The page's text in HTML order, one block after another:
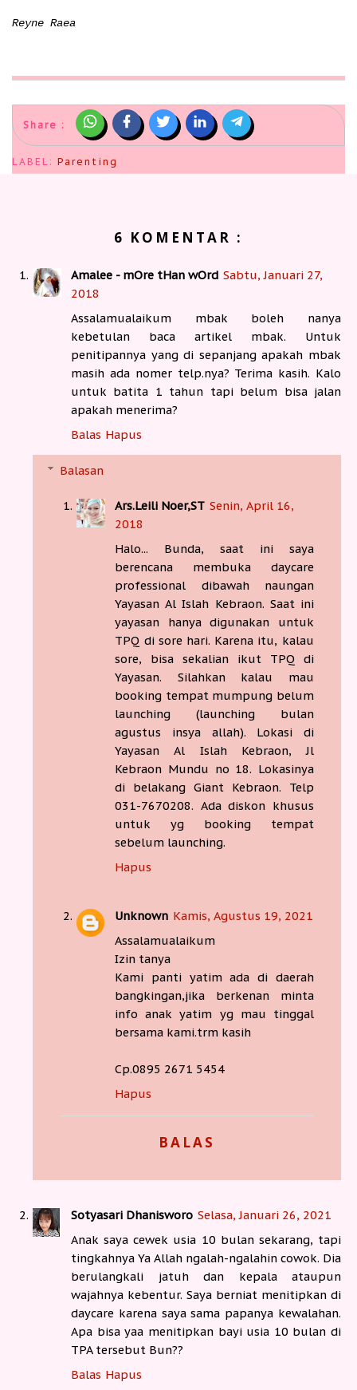
Reyne Raea
Share :
LABEL: Parenting
6 KOMENTAR :
Amalee - mOre tHan wOrd Sabtu, Januari 27,
2018
Assalamualaikum mbak boleh nanya
kebetulan baca artikel mbak. Untuk
penitipannya yang di sepanjang apakah mbak
masih ada nomer telp.nya? Terima kasih. Kalo
untuk batita 1 tahun tapi belum bisa jalan
apakah menerima?
Balas Hapus
Balasan
Ars.Leili Noer,ST Senin, April 16,
2018
Halo... Bunda, saat ini saya
berencana membuka daycare
professional dibawah naungan
Yayasan Al Islah Kebraon. Saat ini
yayasan hanya digunakan untuk
TPQ di sore hari. Karena itu, kalau
sore, bisa sekalian ikut TPQ di
Yayasan. Silahkan kalau mau
booking tempat mumpung belum
launching (launching bulan
agustus insya allah). Lokasi di
Yayasan Al Islah Kebraon, Jl
Kebraon Mundu no 18. Lokasinya
di belakang Giant Kebraon. Telp
031-7670208. Ada diskon khusus
untuk yg booking tempat
sebelum launching.
Hapus
Unknown Kamis, Agustus 19, 2021
Assalamualaikum
Izin tanya
Kami panti yatim ada di daerah
bangkingan,jika berkenan minta
info anak yatim yg mau tinggal
bersama kami.trm kasih
Cp.0895 2671 5454
Hapus
BALAS
Sotyasari Dhanisworo Selasa, Januari 26, 2021
Anak saya cewek usia 10 bulan sekarang, tapi
tingkahnya Ya Allah ngalah-ngalahin cowok. Dia
berulangkali jatuh dan kepala ataupun
wajahnya kebentur. Saya berniat menitipkan di
daycare karena saya sama papanya kewalahan.
Apa bisa yaa menitipkan bayi usia 10 bulan di
TPA tersebut Bun??
Balas Hapus